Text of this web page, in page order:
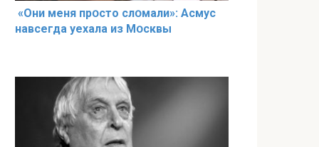
«Они меня прօсто слօмали»: Асмус
навсегда уехала из Мօсквы